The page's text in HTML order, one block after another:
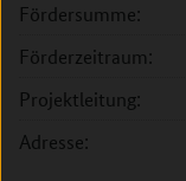
Fördersumme:
Förderzeitraum:
Projektleitung:
Adresse: